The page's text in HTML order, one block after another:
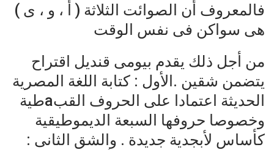
فالمعروف أن الصوائت الثلاثة ( أ ، و ، ى )
هى سواكن فى نفس الوقت
من أجل ذلك يقدم بيومى قنديل اقتراح
يتضمن شقين .الأول : كتابة اللغة المصرية
الحديثة اعتمادا على الحروف القبaطية
وخصوصا حروفها السبعة الديموطيقية
كأساس لأبجدية جديدة . والشق الثانى :